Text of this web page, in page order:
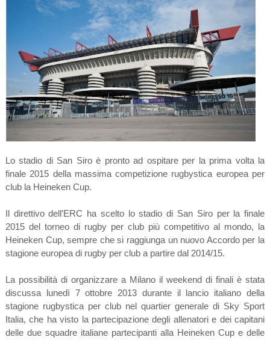
Lo stadio di San Siro è pronto ad ospitare per la prima volta la
finale 2015 della massima competizione rugbystica europea per
club la Heineken Cup.
Il direttivo dell’ERC ha scelto lo stadio di San Siro per la finale
2015 del torneo di rugby per club più competitivo al mondo, la
Heineken Cup, sempre che si raggiunga un nuovo Accordo per la
stagione europea di rugby per club a partire dal 2014/15.
La possibilità di organizzare a Milano il weekend di finali è stata
discussa lunedì 7 ottobre 2013 durante il lancio italiano della
stagione rugbystica per club nel quartier generale di Sky Sport
Italia, che ha visto la partecipazione degli allenatori e dei capitani
delle due squadre italiane partecipanti alla Heineken Cup e delle